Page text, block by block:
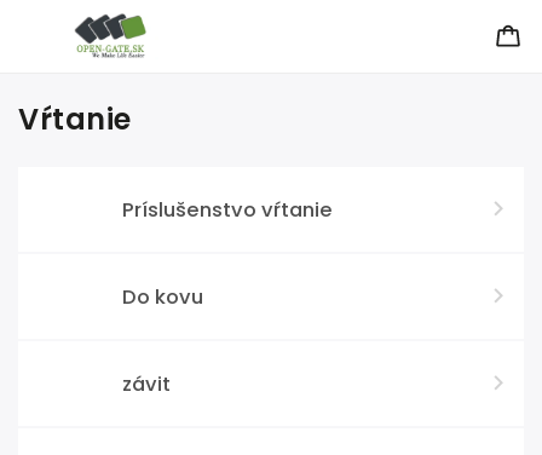
Vŕtanie
Príslušenstvo vŕtanie
Do kovu
závit